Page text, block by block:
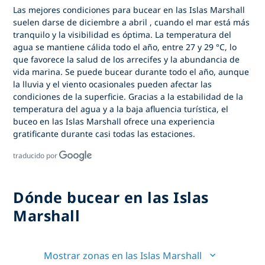
Las mejores condiciones para bucear en las Islas Marshall
suelen darse dediciembre a abril , cuando el mar está más
tranquilo y la visibilidad es óptima. La temperatura del
agua se mantiene cálida todo el año, entre 27 y 29 °C, lo
que favorece la salud de los arrecifes y la abundancia de
vida marina. Se puede bucear durante todo el año, aunque
la lluvia y el viento ocasionales pueden afectar las
condiciones de la superficie. Gracias a la estabilidad de la
temperatura del agua y a la baja afluencia turística,el
buceo en las Islas Marshall ofrece una experiencia
gratificante durante casi todas las estaciones.
traducido por
Dónde bucear en las Islas
Marshall
Mostrar zonas en las Islas Marshall